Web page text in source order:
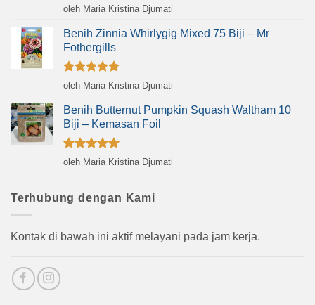
Dinilai5
oleh Maria Kristina Djumati
Benih Zinnia Whirlygig Mixed 75 Biji – Mr
Fothergills
Dinilai5
oleh Maria Kristina Djumati
Benih Butternut Pumpkin Squash Waltham 10
Biji – Kemasan Foil
Dinilai5
oleh Maria Kristina Djumati
Terhubung dengan Kami
Kontak di bawah ini aktif melayani pada jam kerja.